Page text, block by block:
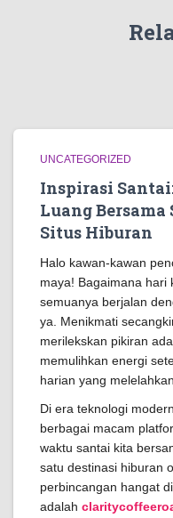
UNCATEGORIZED
Inspirasi
Luang
Situs Hiburan
Halo kawan-kawan
maya! Bagaimana hari
semuanya berjalan
ya. Menikmati
merilekskan pikiran
memulihkan energi
harian yang melelahkan.
Di era teknologi
berbagai macam
waktu santai kita
satu destinasi hiburan
perbincangan hangat
adalah